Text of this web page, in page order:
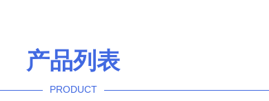
产品列表
PRODUCT